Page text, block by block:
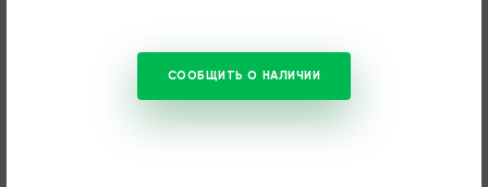
СООБЩИТЬ О НАЛИЧИИ